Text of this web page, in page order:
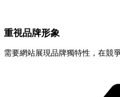
重視品牌形象
需要網站展現品牌獨特性，在競